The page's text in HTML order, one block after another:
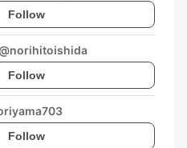
Follow
norihitoishida
Follow
Follow